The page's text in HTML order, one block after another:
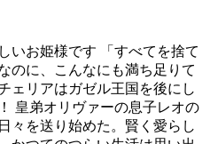
いお姫様です 「すべてを捨て
のに、こんなにも満ち足りて
リアはガゼル王国を後にし
皇弟オリヴァーの息子レオの
々を送り始めた。賢く愛らし